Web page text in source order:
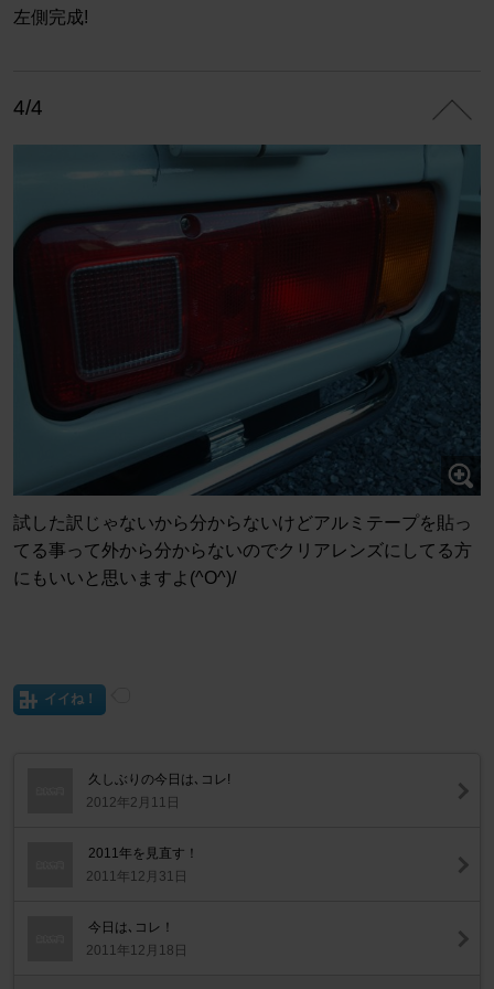
左側完成!
4/4
試した訳じゃないから分からないけどアルミテープを貼っ
てる事って外から分からないのでクリアレンズにしてる方
にもいいと思いますよ(^O^)/
イイね！
久しぶりの今日は､コレ!
2012年2月11日
2011年を見直す！
2011年12月31日
今日は､コレ！
2011年12月18日